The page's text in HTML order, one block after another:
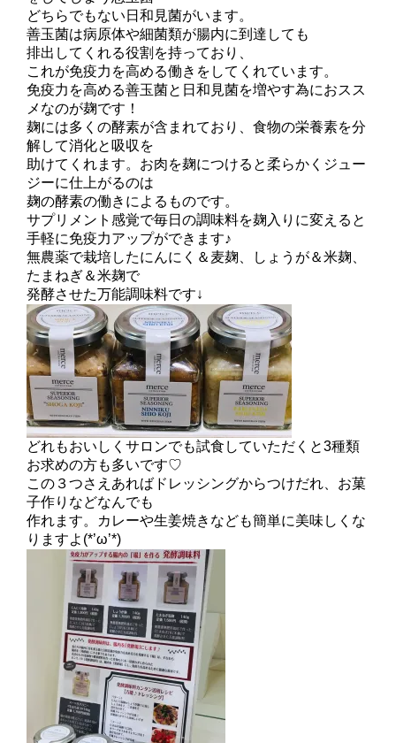
どちらでもない日和見菌がいます。
善玉菌は病原体や細菌類が腸内に到達しても
排出してくれる役割を持っており、
これが免疫力を高める働きをしてくれています。
免疫力を高める善玉菌と日和見菌を増やす為におスス
メなのが麹です！
麹には多くの酵素が含まれており、食物の栄養素を分
解して消化と吸収を
助けてくれます。お肉を麹につけると柔らかくジュー
ジーに仕上がるのは
麹の酵素の働きによるものです。
サプリメント感覚で毎日の調味料を麹入りに変えると
手軽に免疫力アップができます♪
無農薬で栽培したにんにく＆麦麹、しょうが＆米麹、
たまねぎ＆米麹で
発酵させた万能調味料です↓
どれもおいしくサロンでも試食していただくと3種類
お求めの方も多いです♡
この３つさえあればドレッシングからつけだれ、お菓
子作りなどなんでも
作れます。カレーや生姜焼きなども簡単に美味しくな
りますよ(*’ω’*)